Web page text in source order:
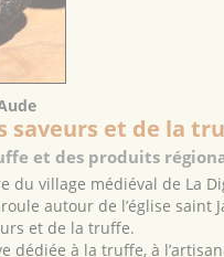
saveurs et de la
et des produits
du village médiéval de La
autour de l’église
et de la truffe.
dédiée à la truffe, à